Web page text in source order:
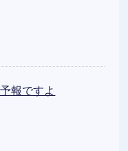
報ですよ